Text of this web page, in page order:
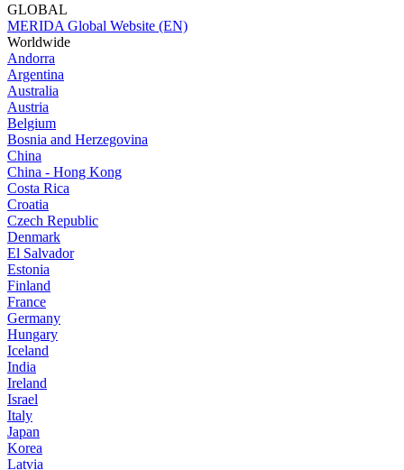
GLOBAL
MERIDA Global Website (EN)
Worldwide
Andorra
Argentina
Australia
Austria
Belgium
Bosnia and Herzegovina
China
China - Hong Kong
Costa Rica
Croatia
Czech Republic
Denmark
El Salvador
Estonia
Finland
France
Germany
Hungary
Iceland
India
Ireland
Israel
Italy
Japan
Korea
Latvia